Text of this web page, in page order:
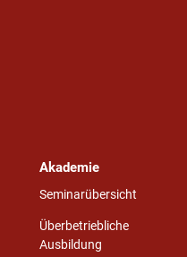
Akademie
Seminarübersicht
Überbetriebliche
Ausbildung